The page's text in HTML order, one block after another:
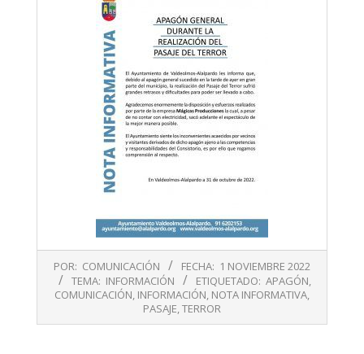
11-
POR: COMUNICACIÓN FECHA: 1 NOVIEMBRE 2022
TEMA: INFORMACIÓN ETIQUETADO: APAGÓN,
COMUNICACIÓN, INFORMACIÓN, NOTA INFORMATIVA,
PASAJE,TERROR